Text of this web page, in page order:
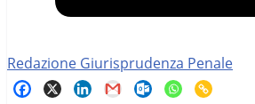
Redazione Giurisprudenza Penale